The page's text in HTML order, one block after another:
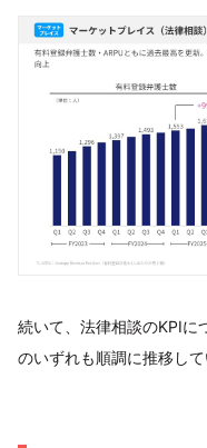
続いて、法律相談のKPIに
のいずれも順調に推移して